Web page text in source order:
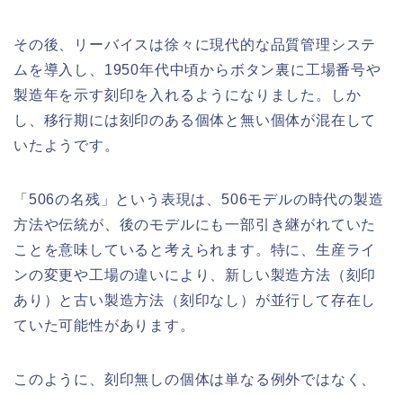
その後、リーバイスは徐々に現代的な品質管理システ
ムを導入し、1950年代中頃からボタン裏に工場番号や
製造年を示す刻印を入れるようになりました。しか
し、移行期には刻印のある個体と無い個体が混在して
いたようです。
「506の名残」という表現は、506モデルの時代の製造
方法や伝統が、後のモデルにも一部引き継がれていた
ことを意味していると考えられます。特に、生産ライ
ンの変更や工場の違いにより、新しい製造方法（刻印
あり）と古い製造方法（刻印なし）が並行して存在し
ていた可能性があります。
このように、刻印無しの個体は単なる例外ではなく、